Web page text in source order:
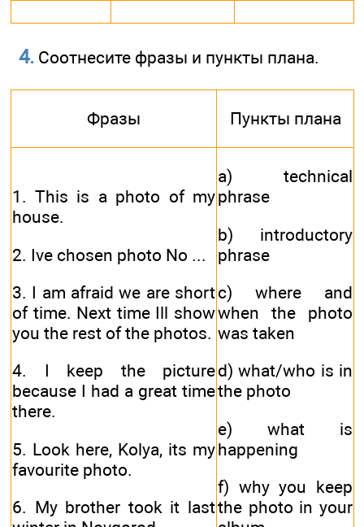
4. Соотнесите фразы и пункты плана.
Фразы Пункты плана
1. This is a photo of my
house.
2. Ive chosen photo No ...
3. I am afraid we are short
of time. Next time Ill show
you the rest of the photos.
4. I keep the picture
because I had a great time
there.
5. Look here, Kolya, its my
favourite photo.
6. My brother took it last
a) technical
phrase
b) introductory
phrase
c) where and
when the photo
was taken
d) what/who is in
the photo
e) what is
happening
f) why you keep
the photo in your